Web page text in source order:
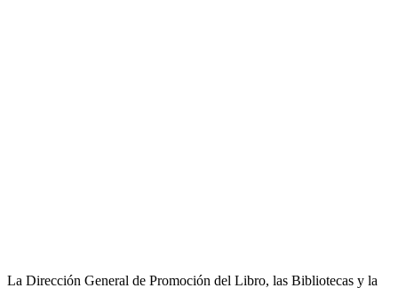
La Dirección General de Promoción del Libro, las Bibliotecas y la